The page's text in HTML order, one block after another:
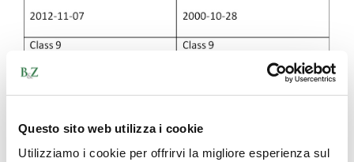
Questo sito web utilizza i cookie
Utilizziamo i cookie per offrirvi la migliore esperienza sul
Google Inc. ottenne una lettera di consenso
dalla Shimano, che accettò la coesistenza del